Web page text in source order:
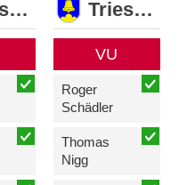
Triesen Triesenberg
VU
Roger
Schädler
Thomas
Nigg